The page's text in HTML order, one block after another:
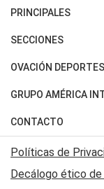
PRINCIPALES
Últimas Noticias
Política
Judiciales
Economia
SECCIONES
Horóscopo
Motores
Trucos caseros
Series y Películas
Edictos y Solicitadas
OVACIÓN DEPORTES
Fútbol
Mundial
Automovilismo
Rugby
GRUPO AMÉRICA
Canal 7 en Vivo
CONTACTO
Acerca de Nosotros
Contactanos
Políticas de
Decálogo ético de